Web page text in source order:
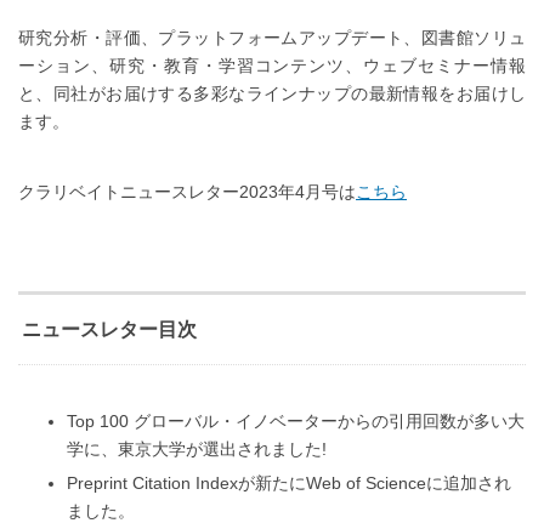
研究分析・評価、プラットフォームアップデート、図書館ソリュ
ーション、研究・教育・学習コンテンツ、ウェブセミナー情報
と、同社がお届けする多彩なラインナップの最新情報をお届けし
ます。
クラリベイトニュースレター2023年4月号はこちら
ニュースレター目次
Top 100 グローバル・イノベーターからの引用回数が多い大
学に、東京大学が選出されました!
Preprint Citation Indexが新たにWeb of Scienceに追加され
ました。